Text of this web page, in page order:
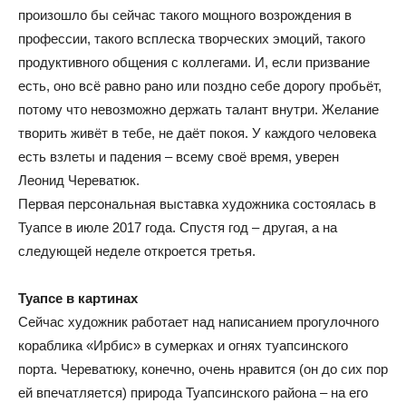
произошло бы сейчас такого мощного возрождения в
профессии, такого всплеска творческих эмоций, такого
продуктивного общения с коллегами. И, если призвание
есть, оно всё равно рано или поздно себе дорогу пробьёт,
потому что невозможно держать талант внутри. Желание
творить живёт в тебе, не даёт покоя. У каждого человека
есть взлеты и падения – всему своё время, уверен
Леонид Череватюк.
Первая персональная выставка художника состоялась в
Туапсе в июле 2017 года. Спустя год – другая, а на
следующей неделе откроется третья.
Туапсе в картинах
Сейчас художник работает над написанием прогулочного
кораблика «Ирбис» в сумерках и огнях туапсинского
порта. Череватюку, конечно, очень нравится (он до сих пор
ей впечатляется) природа Туапсинского района – на его